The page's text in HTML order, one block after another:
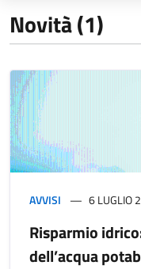
Novità (1)
AVVISI 6 LUGLIO
Risparmio
dell’acqua